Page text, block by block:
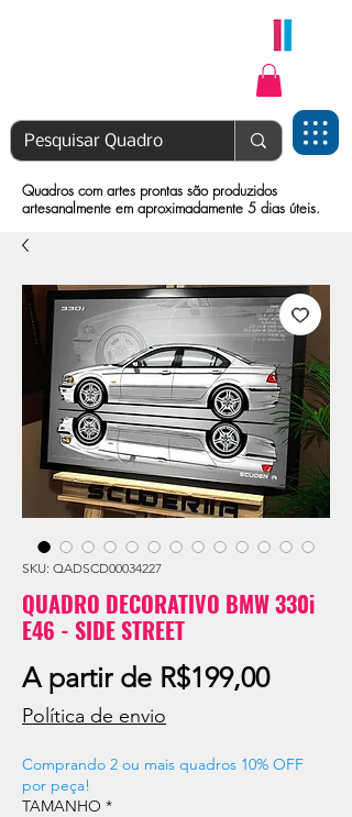
Quadros com artes prontas são produzidos
artesanalmente em aproximadamente 5 dias úteis.
SKU: QADSCD00034227
QUADRO DECORATIVO BMW 330i
E46 - SIDE STREET
A partir de R$199,00Preço
Política de envio
Comprando 2 ou mais quadros 10% OFF
por peça!
TAMANHO *